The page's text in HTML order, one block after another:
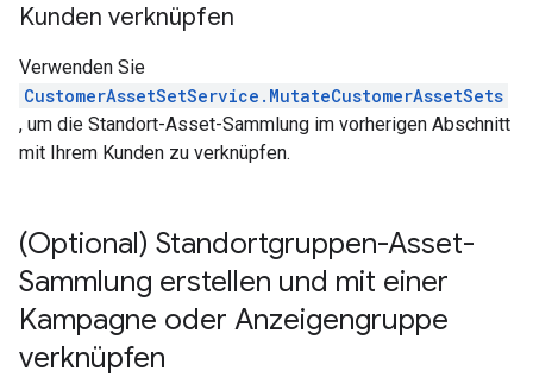
Kunden verknüpfen
Verwenden Sie
CustomerAssetSetService.MutateCustomerAssetSets
, um die Standort-Asset-Sammlung im vorherigen Abschnitt
mit Ihrem Kunden zu verknüpfen.
(Optional) Standortgruppen-Asset-
Sammlung erstellen und mit einer
Kampagne oder Anzeigengruppe
verknüpfen